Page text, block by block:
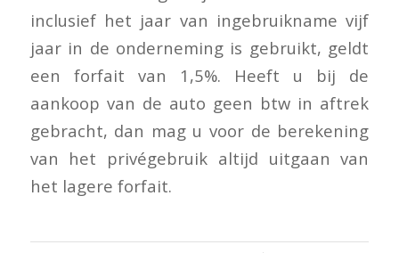
inclusief het jaar van ingebruikname vijf
jaar in de onderneming is gebruikt, geldt
een forfait van 1,5%. Heeft u bij de
aankoop van de auto geen btw in aftrek
gebracht, dan mag u voor de berekening
van het privégebruik altijd uitgaan van
het lagere forfait.